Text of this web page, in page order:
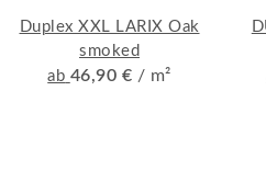
Duplex XXL LARIX Oak
smoked
ab 46,90 € / m²